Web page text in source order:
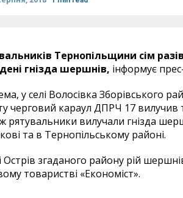
Тернопільщини сім
гнізда шершнів, інформує
у селі Волосівка Зборівського
черговий караул ДПРЧ 17
рятувальники вилучали гнізда
та в Тернопільському районі.
Острів згаданого району рій
товаристві «Економіст».